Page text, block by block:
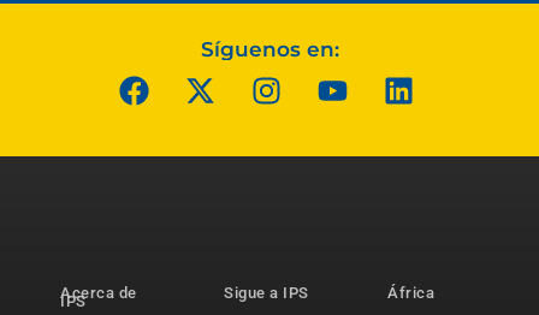
Síguenos en:
Acerca de
IPS
Sigue a IPS
África